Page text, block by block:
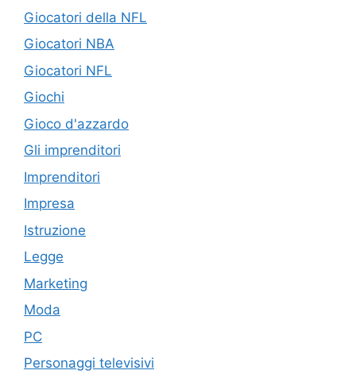
Giocatori della NFL
Giocatori NBA
Giocatori NFL
Giochi
Gioco d'azzardo
Gli imprenditori
Imprenditori
Impresa
Istruzione
Legge
Marketing
Moda
PC
Personaggi televisivi